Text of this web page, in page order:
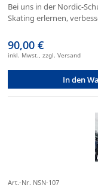
Bei uns in der Nordic-
Skating erlernen,
90,00 €
inkl. Mwst., zzgl. Versand
In den
Art.-Nr. NSN-107